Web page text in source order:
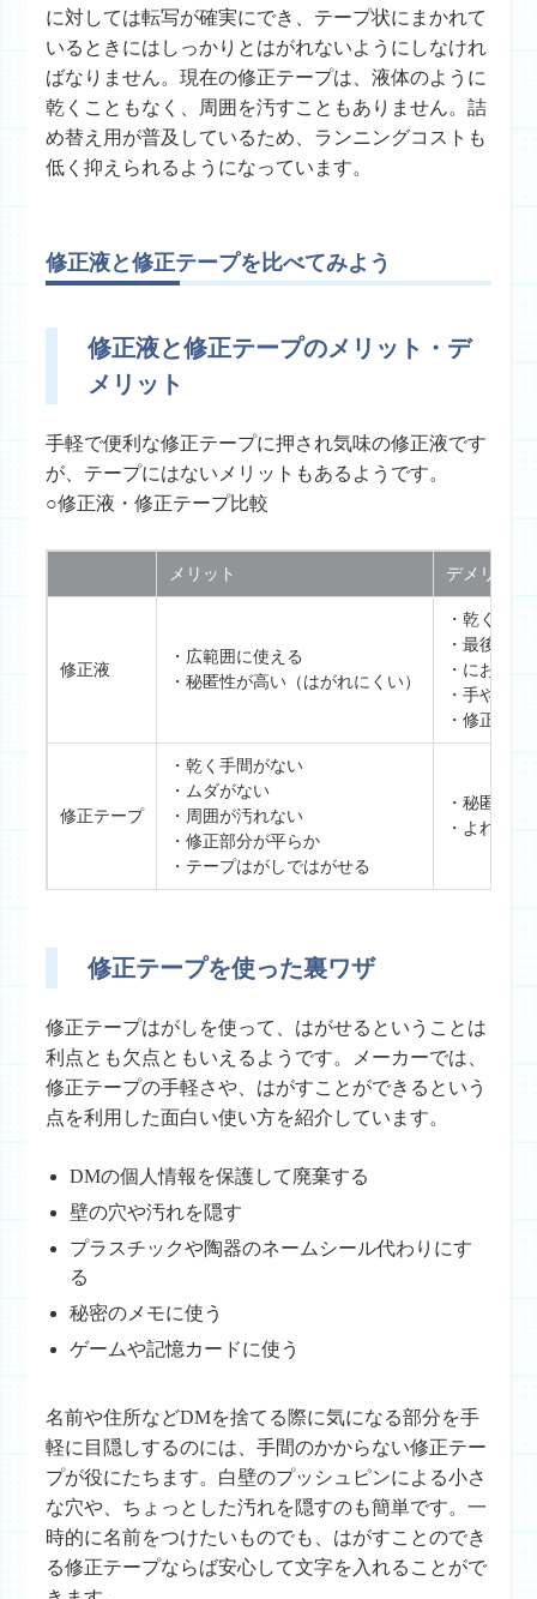
に対しては転写が確実にでき、テープ状にまかれて
いるときにはしっかりとはがれないようにしなけれ
ばなりません。現在の修正テープは、液体のように
乾くこともなく、周囲を汚すこともありません。詰
め替え用が普及しているため、ランニングコストも
低く抑えられるようになっています。
修正液と修正テープを比べてみよう
修正液と修正テープのメリット・デ
メリット
手軽で便利な修正テープに押され気味の修正液です
が、テープにはないメリットもあるようです。
○修正液・修正テープ比較
メリット デメリット
修正液
・広範囲に使える
・秘匿性が高い（はがれにくい）
・乾くの
・最後ま
・においが
・手や衣
・修正部
修正テープ
・乾く手間がない
・ムダがない
・周囲が汚れない
・修正部分が平らか
・テープはがしではがせる
・秘匿性が
・よれやす
修正テープを使った裏ワザ
修正テープはがしを使って、はがせるということは
利点とも欠点ともいえるようです。メーカーでは、
修正テープの手軽さや、はがすことができるという
点を利用した面白い使い方を紹介しています。
DMの個人情報を保護して廃棄する
壁の穴や汚れを隠す
プラスチックや陶器のネームシール代わりにす
る
秘密のメモに使う
ゲームや記憶カードに使う
名前や住所などDMを捨てる際に気になる部分を手
軽に目隠しするのには、手間のかからない修正テー
プが役にたちます。白壁のプッシュピンによる小さ
な穴や、ちょっとした汚れを隠すのも簡単です。一
時的に名前をつけたいものでも、はがすことのでき
る修正テープならば安心して文字を入れることがで